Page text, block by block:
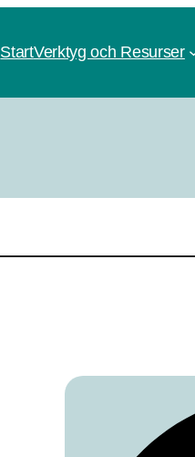
StartVerktyg och Resurser